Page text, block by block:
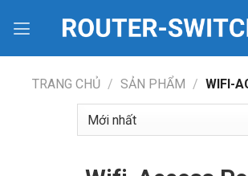
qua
TRANG CHỦ / SẢN PHẨM / WIFI-